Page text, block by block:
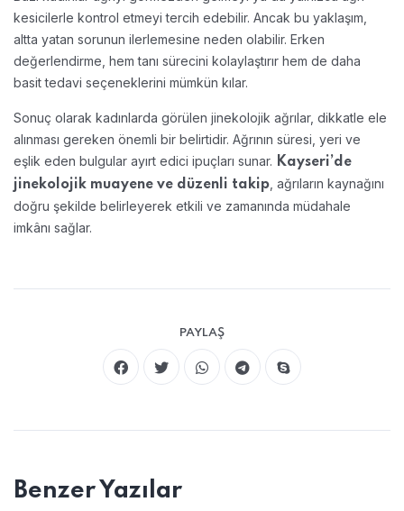
kesicilerle kontrol etmeyi tercih edebilir. Ancak bu yaklaşım,
altta yatan sorunun ilerlemesine neden olabilir. Erken
değerlendirme, hem tanı sürecini kolaylaştırır hem de daha
basit tedavi seçeneklerini mümkün kılar.
Sonuç olarak kadınlarda görülen jinekolojik ağrılar, dikkatle ele
alınması gereken önemli bir belirtidir. Ağrının süresi, yeri ve
eşlik eden bulgular ayırt edici ipuçları sunar. Kayseri’de
jinekolojik muayene ve düzenli takip , ağrıların kaynağını
doğru şekilde belirleyerek etkili ve zamanında müdahale
imkânı sağlar.
PAYLAŞ
Benzer Yazılar